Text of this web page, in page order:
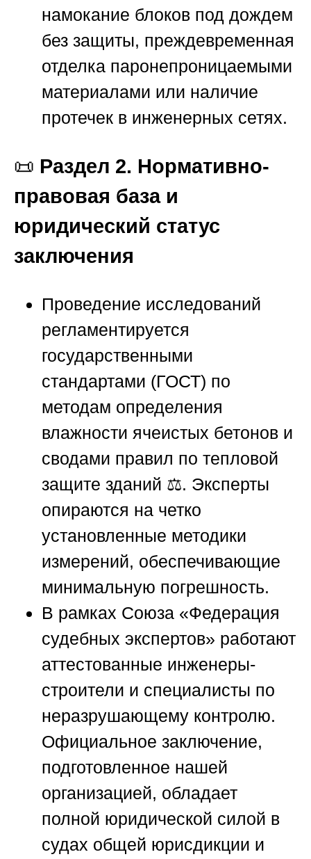
намокание блоков под дождем
без защиты, преждевременная
отделка паронепроницаемыми
материалами или наличие
протечек в инженерных сетях.
📜 Раздел 2. Нормативно-
правовая база и
юридический статус
заключения
Проведение исследований
регламентируется
государственными
стандартами (ГОСТ) по
методам определения
влажности ячеистых бетонов и
сводами правил по тепловой
защите зданий ⚖️. Эксперты
опираются на четко
установленные методики
измерений, обеспечивающие
минимальную погрешность.
В рамках Союза «Федерация
судебных экспертов» работают
аттестованные инженеры-
строители и специалисты по
неразрушающему контролю.
Официальное заключение,
подготовленное нашей
организацией, обладает
полной юридической силой в
судах общей юрисдикции и